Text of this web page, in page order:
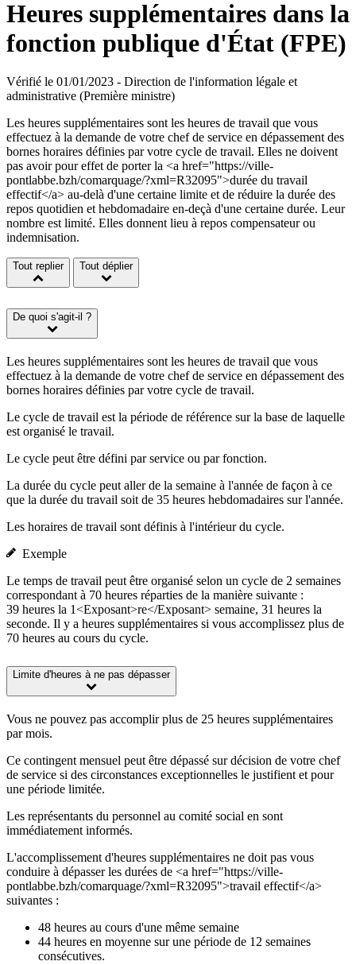
Heures supplémentaires dans la
fonction publique d'État (FPE)
Vérifié le 01/01/2023 - Direction de l'information légale et
administrative (Première ministre)
Les heures supplémentaires sont les heures de travail que vous
effectuez à la demande de votre chef de service en dépassement des
bornes horaires définies par votre cycle de travail. Elles ne doivent
pas avoir pour effet de porter la <a href="https://ville-
pontlabbe.bzh/comarquage/?xml=R32095">durée du travail
effectif</a> au-delà d'une certaine limite et de réduire la durée des
repos quotidien et hebdomadaire en-deçà d'une certaine durée. Leur
nombre est limité. Elles donnent lieu à repos compensateur ou
indemnisation.
Tout replier Tout déplier
De quoi s'agit-il ?
Les heures supplémentaires sont les heures de travail que vous
effectuez à la demande de votre chef de service en dépassement des
bornes horaires définies par votre cycle de travail.
Le cycle de travail est la période de référence sur la base de laquelle
est organisé le travail.
Le cycle peut être défini par service ou par fonction.
La durée du cycle peut aller de la semaine à l'année de façon à ce
que la durée du travail soit de 35 heures hebdomadaires sur l'année.
Les horaires de travail sont définis à l'intérieur du cycle.
Exemple
Le temps de travail peut être organisé selon un cycle de 2 semaines
correspondant à 70 heures réparties de la manière suivante :
39 heures la 1<Exposant>re</Exposant> semaine, 31 heures la
seconde. Il y a heures supplémentaires si vous accomplissez plus de
70 heures au cours du cycle.
Limite d'heures à ne pas dépasser
Vous ne pouvez pas accomplir plus de 25 heures supplémentaires
par mois.
Ce contingent mensuel peut être dépassé sur décision de votre chef
de service si des circonstances exceptionnelles le justifient et pour
une période limitée.
Les représentants du personnel au comité social en sont
immédiatement informés.
L'accomplissement d'heures supplémentaires ne doit pas vous
conduire à dépasser les durées de <a href="https://ville-
pontlabbe.bzh/comarquage/?xml=R32095">travail effectif</a>
suivantes :
48 heures au cours d'une même semaine
44 heures en moyenne sur une période de 12 semaines
consécutives.